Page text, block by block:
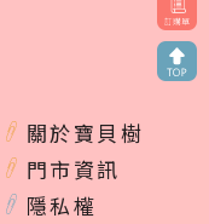
關於寶貝樹
門市資訊
隱私權